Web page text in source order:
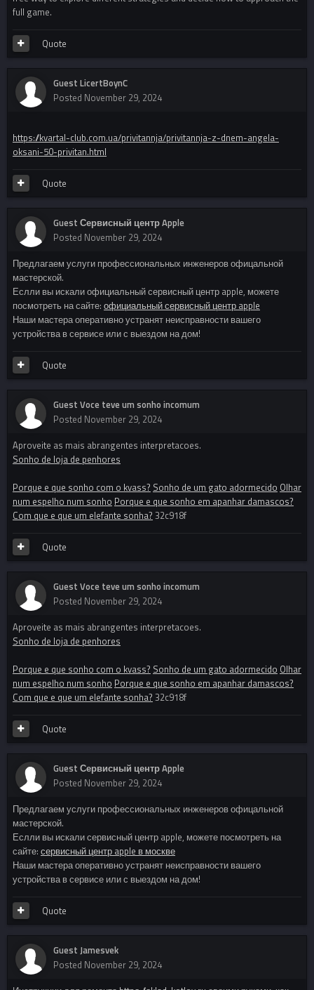
full game.
Quote
Guest LicertBoynC
Posted November 29, 2024
https://kvartal-club.com.ua/privitannja/privitannja-z-dnem-angela-
oksani-50-privitan.html
Quote
Guest Сервисный центр Apple
Posted November 29, 2024
Предлагаем услуги профессиональных инженеров офицальной
мастерской.
Еслли вы искали официальный сервисный центр apple, можете
посмотреть на сайте: официальный сервисный центр apple
Наши мастера оперативно устранят неисправности вашего
устройства в сервисе или с выездом на дом!
Quote
Guest Voce teve um sonho incomum
Posted November 29, 2024
Aproveite as mais abrangentes interpretacoes.
Sonho de loja de penhores
Porque e que sonho com o kvass? Sonho de um gato adormecido Olhar
num espelho num sonho Porque e que sonho em apanhar damascos?
Com que e que um elefante sonha? 32c918f
Quote
Guest Voce teve um sonho incomum
Posted November 29, 2024
Aproveite as mais abrangentes interpretacoes.
Sonho de loja de penhores
Porque e que sonho com o kvass? Sonho de um gato adormecido Olhar
num espelho num sonho Porque e que sonho em apanhar damascos?
Com que e que um elefante sonha? 32c918f
Quote
Guest Сервисный центр Apple
Posted November 29, 2024
Предлагаем услуги профессиональных инженеров офицальной
мастерской.
Еслли вы искали сервисный центр apple, можете посмотреть на
сайте: сервисный центр apple в москве
Наши мастера оперативно устранят неисправности вашего
устройства в сервисе или с выездом на дом!
Quote
Guest Jamesvek
Posted November 29, 2024